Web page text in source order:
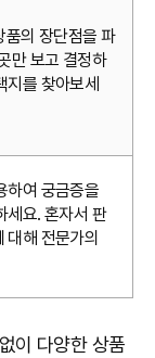
품의 장단점을 파
만 보고 결정하
지를 찾아보세
하여 궁금증을
세요. 혼자서 판
해 전문가의
이 다양한 상품